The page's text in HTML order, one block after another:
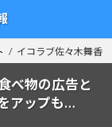
イコラブ佐々木舞香
べ物の広告と
アップも…